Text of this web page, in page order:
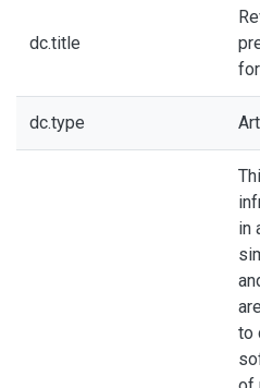
dc.title
dc.type
in
to